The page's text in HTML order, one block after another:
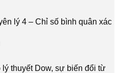
lý 4 – Chỉ số bình quân xác
lý thuyết Dow, sự biến đổi từ